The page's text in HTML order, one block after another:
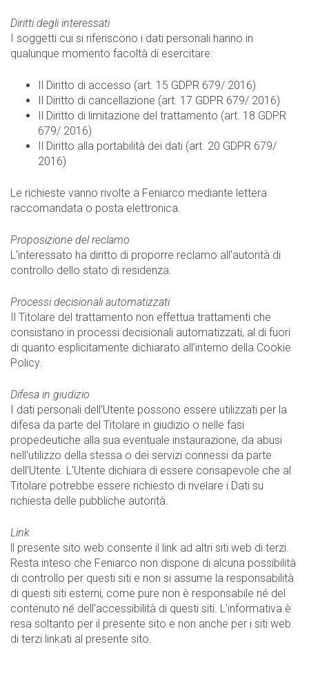
Diritti degli interessati
I soggetti cui si riferiscono i dati personali hanno in
qualunque momento facoltà di esercitare:
Il Diritto di accesso (art. 15 GDPR 679/ 2016)
Il Diritto di cancellazione (art. 17 GDPR 679/ 2016)
Il Diritto di limitazione del trattamento (art. 18 GDPR
679/ 2016)
Il Diritto alla portabilità dei dati (art. 20 GDPR 679/
2016)
Le richieste vanno rivolte a Feniarco mediante lettera
raccomandata o posta elettronica.
Proposizione del reclamo
L'interessato ha diritto di proporre reclamo all'autorità di
controllo dello stato di residenza.
Processi decisionali automatizzati
Il Titolare del trattamento non effettua trattamenti che
consistano in processi decisionali automatizzati, al di fuori
di quanto esplicitamente dichiarato all’interno della Cookie
Policy.
Difesa in giudizio
I dati personali dell'Utente possono essere utilizzati per la
difesa da parte del Titolare in giudizio o nelle fasi
propedeutiche alla sua eventuale instaurazione, da abusi
nell'utilizzo della stessa o dei servizi connessi da parte
dell'Utente. L'Utente dichiara di essere consapevole che al
Titolare potrebbe essere richiesto di rivelare i Dati su
richiesta delle pubbliche autorità.
Link
ll presente sito web consente il link ad altri siti web di terzi.
Resta inteso che Feniarco non dispone di alcuna possibilità
di controllo per questi siti e non si assume la responsabilità
di questi siti esterni, come pure non è responsabile né del
contenuto né dell'accessibilità di questi siti. L'informativa è
resa soltanto per il presente sito e non anche per i siti web
di terzi linkati al presente sito.